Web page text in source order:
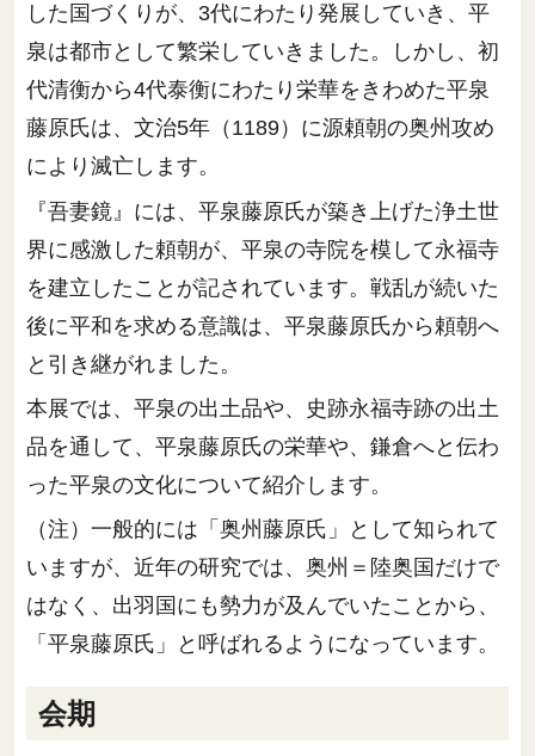
した国づくりが、3代にわたり発展していき、平
泉は都市として繁栄していきました。しかし、初
代清衡から4代泰衡にわたり栄華をきわめた平泉
藤原氏は、文治5年（1189）に源頼朝の奥州攻め
により滅亡します。
『吾妻鏡』には、平泉藤原氏が築き上げた浄土世
界に感激した頼朝が、平泉の寺院を模して永福寺
を建立したことが記されています。戦乱が続いた
後に平和を求める意識は、平泉藤原氏から頼朝へ
と引き継がれました。
本展では、平泉の出土品や、史跡永福寺跡の出土
品を通して、平泉藤原氏の栄華や、鎌倉へと伝わ
った平泉の文化について紹介します。
（注）一般的には「奥州藤原氏」として知られて
いますが、近年の研究では、奥州＝陸奥国だけで
はなく、出羽国にも勢力が及んでいたことから、
「平泉藤原氏」と呼ばれるようになっています。
会期